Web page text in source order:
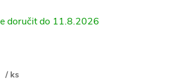
11.8.2026
/ ks